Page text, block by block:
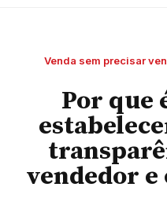
Venda sem precisar
Por que
vendedor e